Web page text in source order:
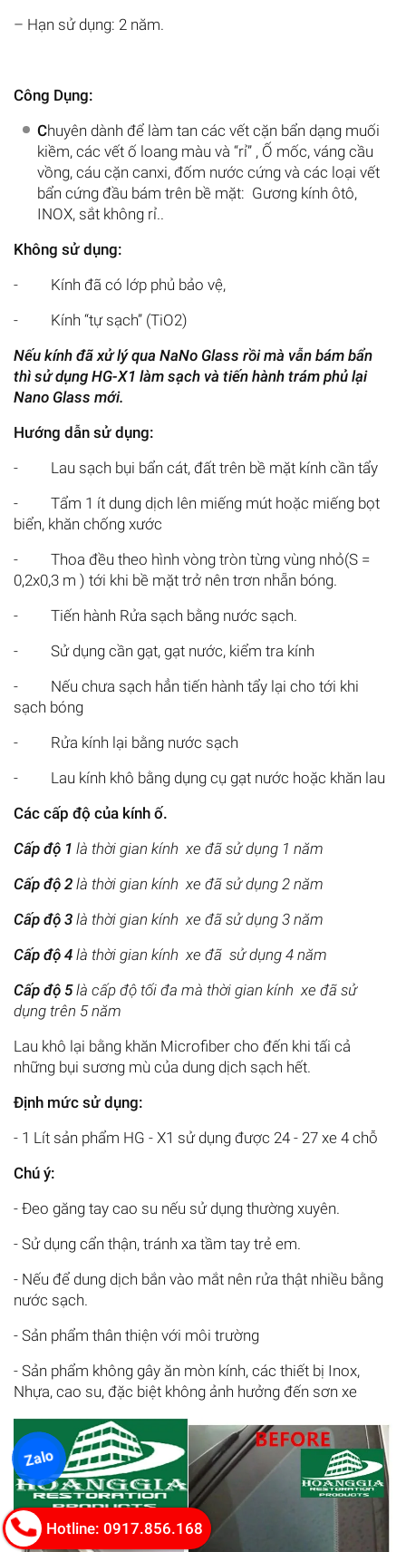
– Hạn sử dụng: 2 năm.
Công Dụng:
Chuyên dành để làm tan các vết cặn bẩn dạng muối
kiềm, các vết ố loang màu và “rỉ” , Ố mốc, váng cầu
vồng, cáu cặn canxi, đốm nước cứng và các loại vết
bẩn cứng đầu bám trên bề mặt: Gương kính ôtô,
INOX, sắt không rỉ..
Không sử dụng:
- Kính đã có lớp phủ bảo vệ,
- Kính “tự sạch” (TiO2)
Nếu kính đã xử lý qua NaNo Glass rồi mà vẫn bám bẩn
thì sử dụng HG-X1 làm sạch và tiến hành trám phủ lại
Nano Glass mới.
Hướng dẫn sử dụng:
- Lau sạch bụi bẩn cát, đất trên bề mặt kính cần tẩy
- Tẩm 1 ít dung dịch lên miếng mút hoặc miếng bọt
biển, khăn chống xước
- Thoa đều theo hình vòng tròn từng vùng nhỏ(S =
0,2x0,3 m ) tới khi bề mặt trở nên trơn nhẵn bóng.
- Tiến hành Rửa sạch bằng nước sạch.
- Sử dụng cần gạt, gạt nước, kiểm tra kính
- Nếu chưa sạch hẳn tiến hành tẩy lại cho tới khi
sạch bóng
- Rửa kính lại bằng nước sạch
- Lau kính khô bằng dụng cụ gạt nước hoặc khăn lau
Các cấp độ của kính ố.
Cấp độ 1 là thời gian kính xe đã sử dụng 1 năm
Cấp độ 2 là thời gian kính xe đã sử dụng 2 năm
Cấp độ 3 là thời gian kính xe đã sử dụng 3 năm
Cấp độ 4 là thời gian kính xe đã sử dụng 4 năm
Cấp độ 5là cấp độ tối đa mà thời gian kính xe đã sử
dụng trên 5 năm
Lau khô lại bằng khăn Microfiber cho đến khi tấi cả
những bụi sương mù của dung dịch sạch hết.
Định mức sử dụng:
- 1 Lít sản phẩm HG - X1 sử dụng được 24 - 27 xe 4 chỗ
Chú ý:
- Đeo găng tay cao su nếu sử dụng thường xuyên.
- Sử dụng cẩn thận, tránh xa tầm tay trẻ em.
- Nếu để dung dịch bắn vào mắt nên rửa thật nhiều bằng
nước sạch.
- Sản phẩm thân thiện với môi trường
- Sản phẩm không gây ăn mòn kính, các thiết bị Inox,
Nhựa, cao su, đặc biệt không ảnh hưởng đến sơn xe
Hotline: 0917.856.168
Zalo